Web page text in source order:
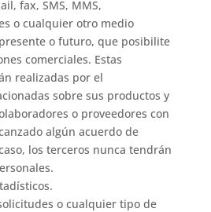
fax, SMS, MMS,
o cualquier otro medio
o futuro, que posibilite
comerciales. Estas
realizadas por el
sobre sus productos y
o proveedores con
algún acuerdo de
los terceros nunca tendrán
o cualquier tipo de